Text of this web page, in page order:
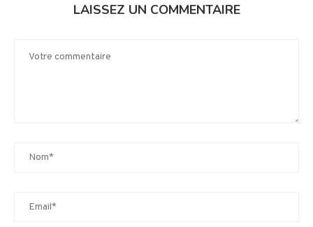
LAISSEZ UN COMMENTAIRE